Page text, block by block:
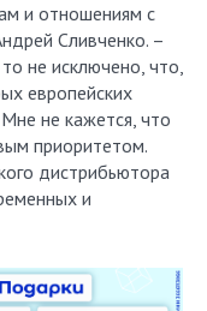
и отношениям с
Сливченко. –
не исключено, что,
европейских
не кажется, что
приоритетом.
дистрибьютора
и